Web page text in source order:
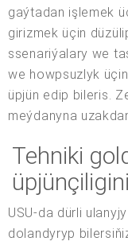
gaýtadan işlemek
girizmek üçin
ssenariýalary we
we howpsuzlyk
üpjün edip bileris.
meýdanyna
Tehniki
USU-da dürli
dolandyryp